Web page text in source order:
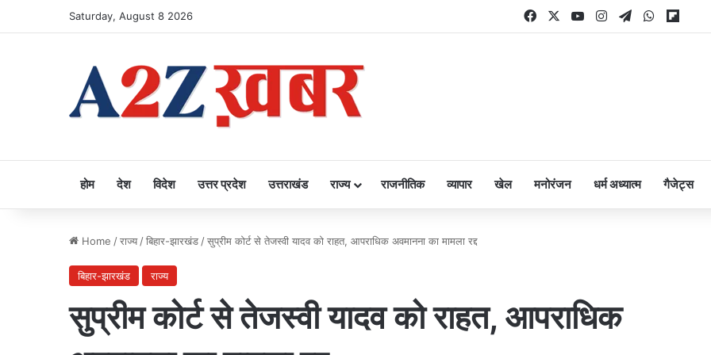
Saturday, August 8 2026 FacebookYouTubeInstagram
TelegramWhatsApp
होम देश विदेश उत्तर प्रदेश उत्तराखंड राज्य राजनीतिक व्यापार खेल मनोरंजन धर्म अध्यात्म गैजेट्स
Home /राज्य /बिहार-झारखंड /सुप्रीम कोर्ट से तेजस्वी यादव को राहत, आपराधिक अवमानना का मामला रद्द
बिहार-झारखंड राज्य
सुप्रीम कोर्ट से तेजस्वी यादव को राहत, आपराधिक